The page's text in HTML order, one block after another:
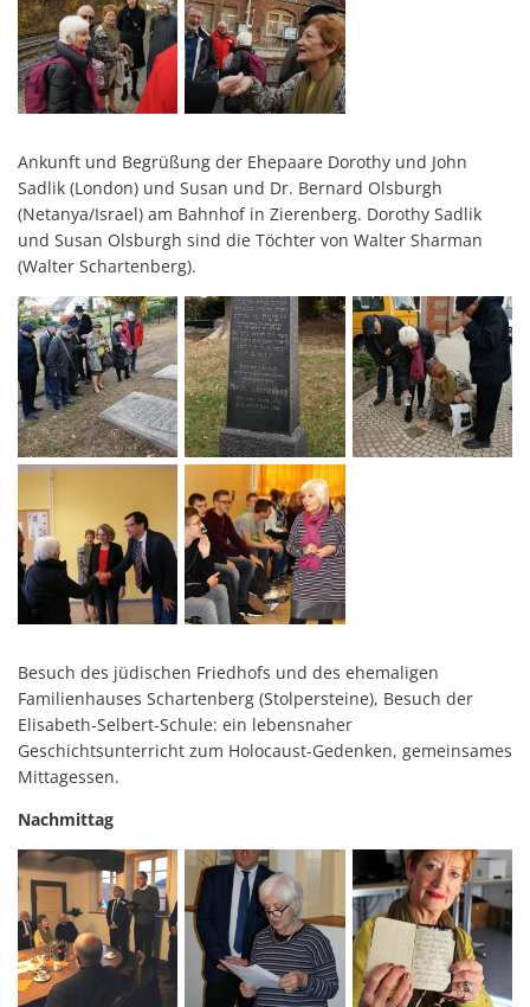
Ankunft und Begrüßung der Ehepaare Dorothy und John
Sadlik (London) und Susan und Dr. Bernard Olsburgh
(Netanya/Israel) am Bahnhof in Zierenberg. Dorothy Sadlik
und Susan Olsburgh sind die Töchter von Walter Sharman
(Walter Schartenberg).
Besuch des jüdischen Friedhofs und des ehemaligen
Familienhauses Schartenberg (Stolpersteine), Besuch der
Elisabeth-Selbert-Schule: ein lebensnaher
Geschichtsunterricht zum Holocaust-Gedenken, gemeinsames
Mittagessen.
Nachmittag